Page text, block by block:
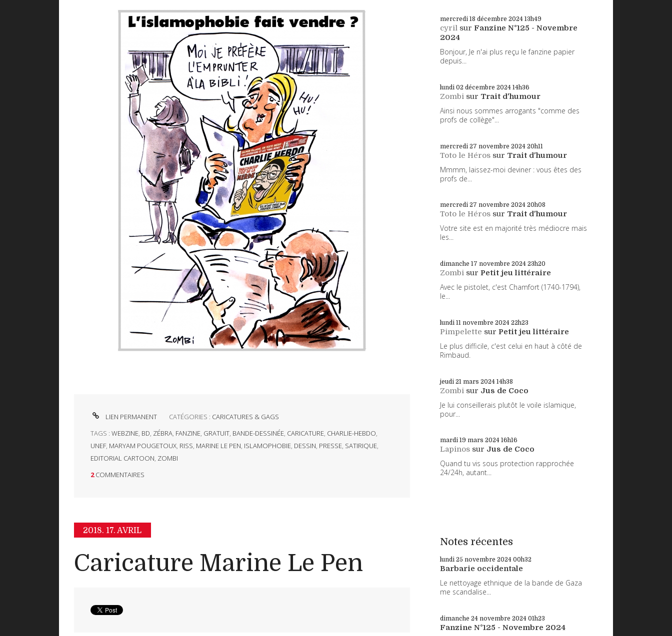
LIEN PERMANENT CATÉGORIES : CARICATURES & GAGS
TAGS : WEBZINE, BD, ZÉBRA, FANZINE, GRATUIT, BANDE-DESSINÉE, CARICATURE, CHARLIE-HEBDO,
UNEF, MARYAM POUGETOUX, RISS, MARINE LE PEN, ISLAMOPHOBIE, DESSIN, PRESSE, SATIRIQUE,
EDITORIAL CARTOON, ZOMBI
2 COMMENTAIRES
2018. 17. AVRIL
Caricature Marine Le Pen
mercredi 18 décembre 2024 13h49
cyril sur Fanzine N°125 - Novembre
2024
Bonjour, Je n'ai plus reçu le fanzine papier
depuis...
lundi 02 décembre 2024 14h36
Zombi sur Trait d'humour
Ainsi nous sommes arrogants "comme des
profs de collège"...
mercredi 27 novembre 2024 20h11
Toto le Héros sur Trait d'humour
Mmmm, laissez-moi deviner : vous êtes des
profs de...
mercredi 27 novembre 2024 20h08
Toto le Héros sur Trait d'humour
Votre site est en majorité très médiocre mais
les...
dimanche 17 novembre 2024 23h20
Zombi sur Petit jeu littéraire
Avec le pistolet, c'est Chamfort (1740-1794),
le...
lundi 11 novembre 2024 22h23
Pimpelette sur Petit jeu littéraire
Le plus difficile, c'est celui en haut à côté de
Rimbaud.
jeudi 21 mars 2024 14h38
Zombi sur Jus de Coco
Je lui conseillerais plutôt le voile islamique,
pour...
mardi 19 mars 2024 16h16
Lapinos sur Jus de Coco
Quand tu vis sous protection rapprochée
24/24h, autant...
Notes récentes
lundi 25 novembre 2024 00h32
Barbarie occidentale
Le nettoyage ethnique de la bande de Gaza
me scandalise...
dimanche 24 novembre 2024 01h23
Fanzine N°125 - Novembre 2024